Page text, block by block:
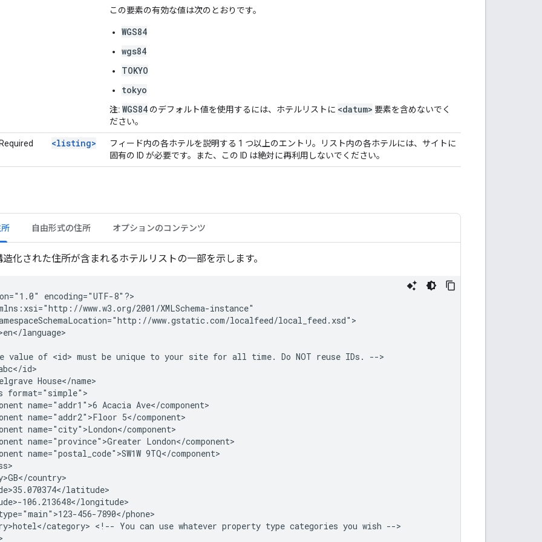
この要素の有効な値は次のとおりです。
WGS84
wgs84
TOKYO
tokyo
注: WGS84 のデフォルト値を使用するには、ホテルリストに <datum> 要素を含めないでく
ださい。
Required <listing>
フィード内の各ホテルを説明する 1 つ以上のエントリ。リスト内の各ホテルには、サイトに
固有の ID が必要です。また、この ID は絶対に再利用しないでください。
所 自由形式の住所 オプションのコンテンツ
造化された住所が含まれるホテルリストの一部を示します。
encoding="UTF-8"?>
value of <id> must be unique to your site for all time. Do NOT reuse IDs.
name="addr1">6 Acacia
name="addr2">Floor
name="province">Greater
name="postal_code">SW1W
category> <!-- You can use whatever property type categories you wish